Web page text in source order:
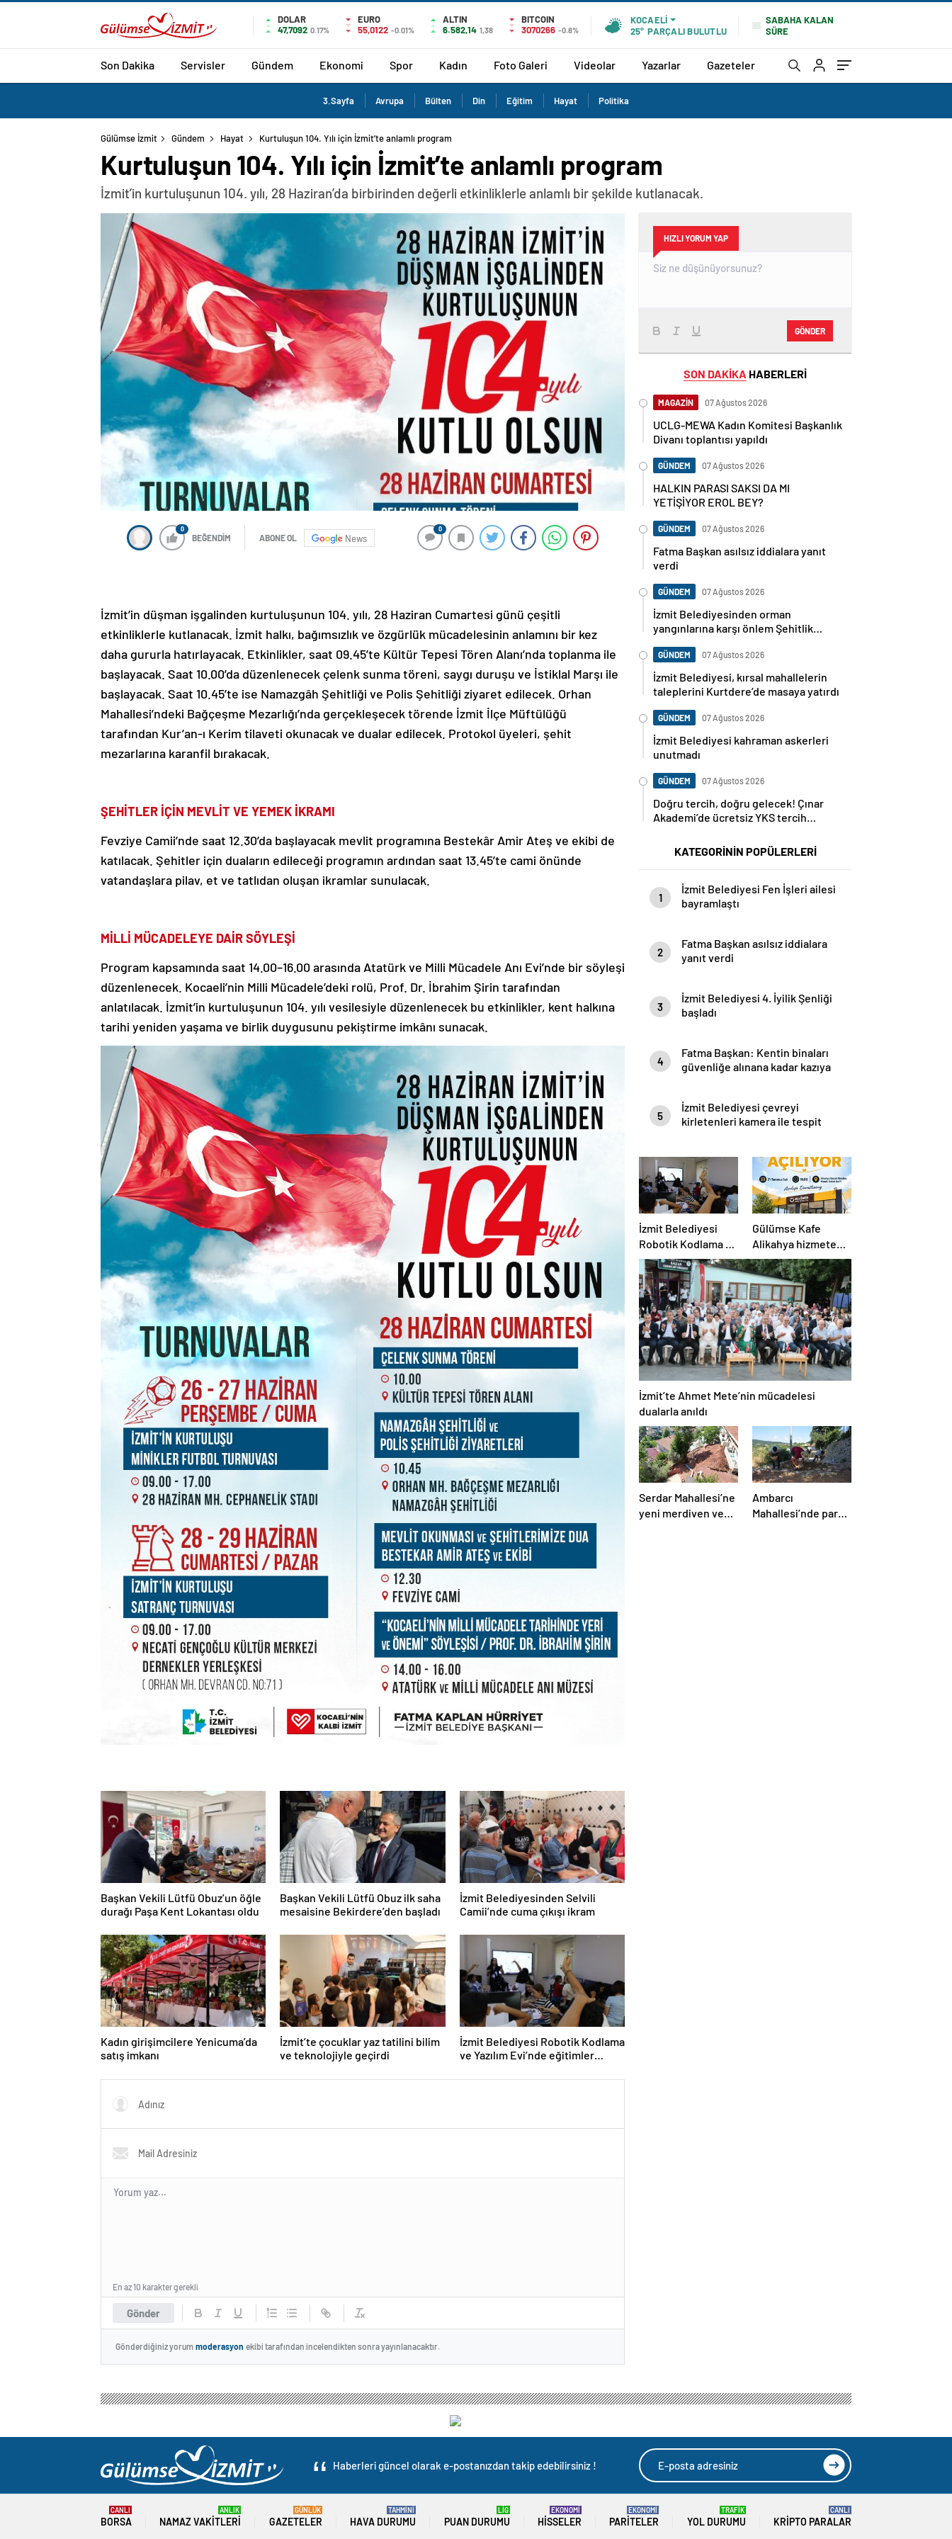
DOLAR
47,7092 0.17%
EURO
55,0122 -0.01%
ALTIN
6.582,14 1,38
BITCOIN
3070266 -0.8%
KOCAELI
25° PARÇALI BULUTLU
SABAHA KALAN
SÜRE
Son Dakika Servisler Gündem Ekonomi Spor Kadın Foto Galeri Videolar Yazarlar Gazeteler
3.Sayfa Avrupa Bülten Din Eğitim Hayat Politika
Gülümse İzmit Gündem Hayat Kurtuluşun 104. Yılı için İzmit’te anlamlı program
Kurtuluşun 104. Yılı için İzmit’te anlamlı program
İzmit’in kurtuluşunun 104. yılı, 28 Haziran’da birbirinden değerli etkinliklerle anlamlı bir şekilde kutlanacak.
0
BEĞENDİM ABONE OL News
0
İzmit’in düşman işgalinden kurtuluşunun 104. yılı, 28 Haziran Cumartesi günü çeşitli
etkinliklerle kutlanacak. İzmit halkı, bağımsızlık ve özgürlük mücadelesinin anlamını bir kez
daha gururla hatırlayacak. Etkinlikler, saat 09.45’te Kültür Tepesi Tören Alanı’nda toplanma ile
başlayacak. Saat 10.00’da düzenlenecek çelenk sunma töreni, saygı duruşu ve İstiklal Marşı ile
başlayacak. Saat 10.45’te ise Namazgâh Şehitliği ve Polis Şehitliği ziyaret edilecek. Orhan
Mahallesi’ndeki Bağçeşme Mezarlığı’nda gerçekleşecek törende İzmit İlçe Müftülüğü
tarafından Kur’an-ı Kerim tilaveti okunacak ve dualar edilecek. Protokol üyeleri, şehit
mezarlarına karanfil bırakacak.
ŞEHİTLER İÇİN MEVLİT VE YEMEK İKRAMI
Fevziye Camii’nde saat 12.30’da başlayacak mevlit programına Bestekâr Amir Ateş ve ekibi de
katılacak. Şehitler için duaların edileceği programın ardından saat 13.45’te cami önünde
vatandaşlara pilav, et ve tatlıdan oluşan ikramlar sunulacak.
MİLLİ MÜCADELEYE DAİR SÖYLEŞİ
Program kapsamında saat 14.00–16.00 arasında Atatürk ve Milli Mücadele Anı Evi’nde bir söyleşi
düzenlenecek. Kocaeli’nin Milli Mücadele’deki rolü, Prof. Dr. İbrahim Şirin tarafından
anlatılacak. İzmit’in kurtuluşunun 104. yılı vesilesiyle düzenlenecek bu etkinlikler, kent halkına
tarihi yeniden yaşama ve birlik duygusunu pekiştirme imkânı sunacak.
Başkan Vekili Lütfü Obuz’un öğle
durağı Paşa Kent Lokantası oldu
Başkan Vekili Lütfü Obuz ilk saha
mesaisine Bekirdere’den başladı
İzmit Belediyesinden Selvili
Camii’nde cuma çıkışı ikram
Kadın girişimcilere Yenicuma’da
satış imkanı
İzmit’te çocuklar yaz tatilini bilim
ve teknolojiyle geçirdi
İzmit Belediyesi Robotik Kodlama
ve Yazılım Evi’nde eğitimler
Gönder
En az 10 karakter gerekli
Gönderdiğiniz yorum moderasyon ekibi tarafından incelendikten sonra yayınlanacaktır.
HIZLI YORUM YAP
GÖNDER
SON DAKİKA HABERLERİ
MAGAZİN 07 Ağustos 2026
UCLG-MEWA Kadın Komitesi Başkanlık
Divanı toplantısı yapıldı
GÜNDEM 07 Ağustos 2026
HALKIN PARASI SAKSI DA MI
YETİŞİYOR EROL BEY?
GÜNDEM 07 Ağustos 2026
Fatma Başkan asılsız iddialara yanıt
verdi
GÜNDEM 07 Ağustos 2026
İzmit Belediyesinden orman
yangınlarına karşı önlem Şehitlik
GÜNDEM 07 Ağustos 2026
İzmit Belediyesi, kırsal mahallelerin
taleplerini Kurtdere’de masaya yatırdı
GÜNDEM 07 Ağustos 2026
İzmit Belediyesi kahraman askerleri
unutmadı
GÜNDEM 07 Ağustos 2026
Doğru tercih, doğru gelecek! Çınar
Akademi’de ücretsiz YKS tercih
KATEGORİNİN POPÜLERLERİ
1
İzmit Belediyesi Fen İşleri ailesi
bayramlaştı
2
Fatma Başkan asılsız iddialara
yanıt verdi
3
İzmit Belediyesi 4. İyilik Şenliği
başladı
4
Fatma Başkan: Kentin binaları
güvenliğe alınana kadar kazıya
5
İzmit Belediyesi çevreyi
kirletenleri kamera ile tespit
İzmit Belediyesi
Robotik Kodlama ve
Yazılım Evi’nde
eğitimler başladı
Gülümse Kafe
Alikahya hizmete
açılıyor
İzmit’te Ahmet Mete’nin mücadelesi
dualarla anıldı
Serdar Mahallesi’ne
yeni merdiven ve
Ambarcı
Mahallesi’nde parke
Haberleri güncel olarak e-postanızdan takip edebilirsiniz !
BORSA
CANLI
NAMAZ VAKITLERI
ANLIK
GAZETELER
GÜNLÜK
HAVA DURUMU
TAHMİNİ
PUAN DURUMU
LİG
HISSELER
EKONOMİ
PARITELER
EKONOMİ
YOL DURUMU
TRAFİK
KRIPTO PARALAR
CANLI